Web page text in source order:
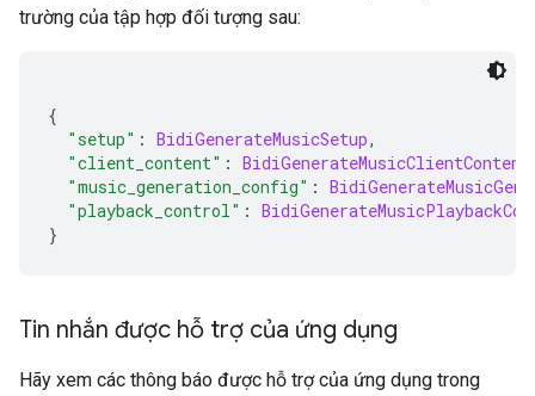
trường của tập hợp đối tượng sau:
{
"setup" : BidiGenerateMusicSetup,
"client_content" : BidiGenerateMusicClientContent
"music_generation_config" :
"playback_control" :
}
Tin nhắn được hỗ trợ của ứng dụng
Hãy xem các thông báo được hỗ trợ của ứng dụng trong